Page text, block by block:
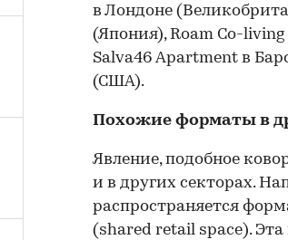
в Лондоне
(Япония), Roam Co-
Salva46 Apartment в
(США).
Похожие форматы в
Явление, подобное
и в других секторах.
распространяется
(shared retail space). Эта